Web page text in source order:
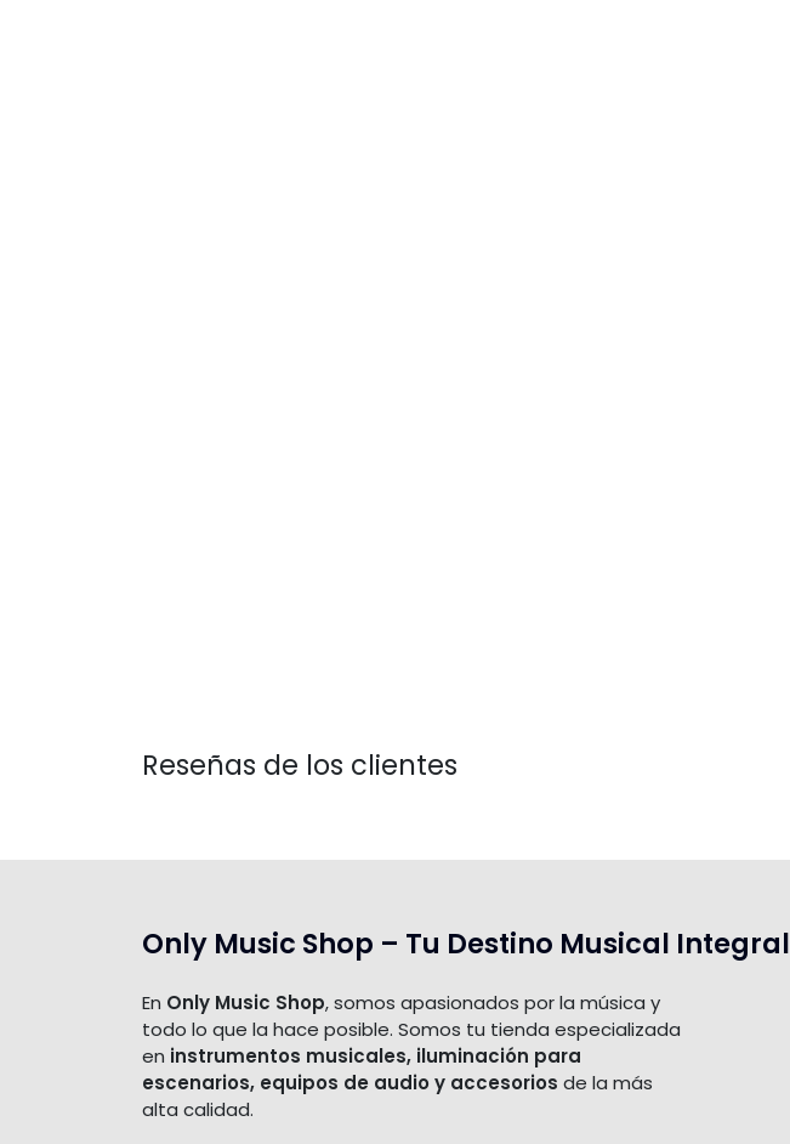
Reseñas de los clientes
Only Music Shop – Tu Destino Musical Integral
En Only Music Shop, somos apasionados por la música y
todo lo que la hace posible. Somos tu tienda especializada
en instrumentos musicales, iluminación para
escenarios, equipos de audio y accesorios de la más
alta calidad.